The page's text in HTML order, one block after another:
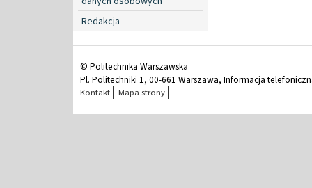
Redakcja
© Politechnika Warszawska
Pl. Politechniki 1, 00-661 Warszawa, Informacja
Kontakt Mapa strony